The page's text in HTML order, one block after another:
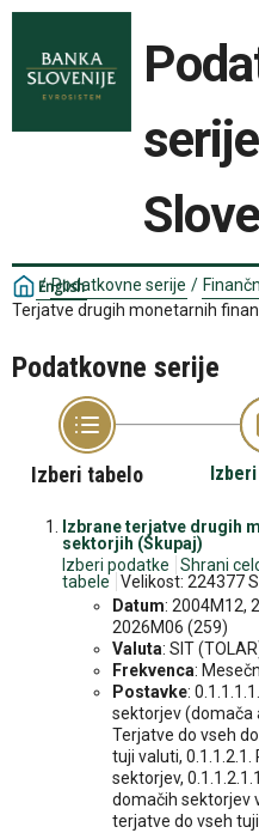
English
/ Podatkovne serije /
Terjatve drugih monetarnih
Podatkovne serije
Izberi tabelo
Izbrane terjatve drugih
sektorjih (Skupaj)
Izberi podatke
Shrani
tabele
Velikost: 224377
Datum: 2004M12,
2026M06 (259)
Valuta: SIT
Frekvenca:
Postavke:
sektorjev (domača
Terjatve do vseh
tuji valuti,
sektorjev,
domačih sektorjev
terjatve do vseh